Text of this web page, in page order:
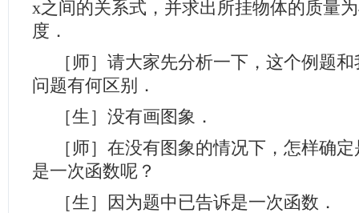
x之间的关系式，并求出所挂物体的质量
度．
［师］请大家先分析一下，这个例题
问题有何区别．
［生］没有画图象．
［师］在没有图象的情况下，怎样确
是一次函数呢？
［生］因为题中已告诉是一次函数．